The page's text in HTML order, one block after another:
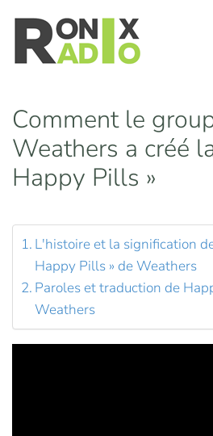
Skip to main content
Comment le
Weathers a créé
Happy Pills »
L'histoire et la signification
Happy Pills » de Weathers
Paroles et traduction de
Weathers